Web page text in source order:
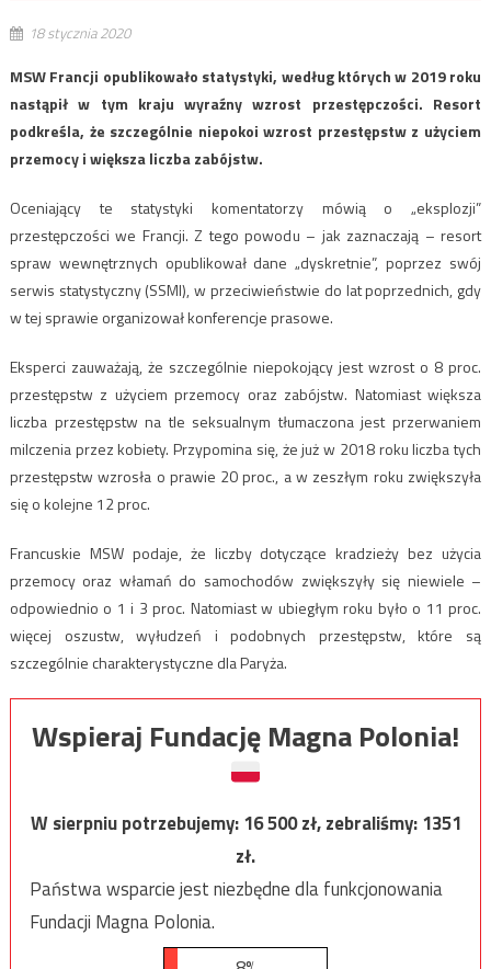
18 stycznia 2020
MSW Francji opublikowało statystyki, według których w 2019 roku
nastąpił w tym kraju wyraźny wzrost przestępczości. Resort
podkreśla, że szczególnie niepokoi wzrost przestępstw z użyciem
przemocy i większa liczba zabójstw.
Oceniający te statystyki komentatorzy mówią o „eksplozji”
przestępczości we Francji. Z tego powodu – jak zaznaczają – resort
spraw wewnętrznych opublikował dane „dyskretnie”, poprzez swój
serwis statystyczny (SSMI), w przeciwieństwie do lat poprzednich, gdy
w tej sprawie organizował konferencje prasowe.
Eksperci zauważają, że szczególnie niepokojący jest wzrost o 8 proc.
przestępstw z użyciem przemocy oraz zabójstw. Natomiast większa
liczba przestępstw na tle seksualnym tłumaczona jest przerwaniem
milczenia przez kobiety. Przypomina się, że już w 2018 roku liczba tych
przestępstw wzrosła o prawie 20 proc., a w zeszłym roku zwiększyła
się o kolejne 12 proc.
Francuskie MSW podaje, że liczby dotyczące kradzieży bez użycia
przemocy oraz włamań do samochodów zwiększyły się niewiele –
odpowiednio o 1 i 3 proc. Natomiast w ubiegłym roku było o 11 proc.
więcej oszustw, wyłudzeń i podobnych przestępstw, które są
szczególnie charakterystyczne dla Paryża.
Wspieraj Fundację Magna Polonia!
W sierpniu potrzebujemy:16 500zł, zebraliśmy:1351
zł.
Państwa wsparcie jest niezbędne dla funkcjonowania
Fundacji Magna Polonia.